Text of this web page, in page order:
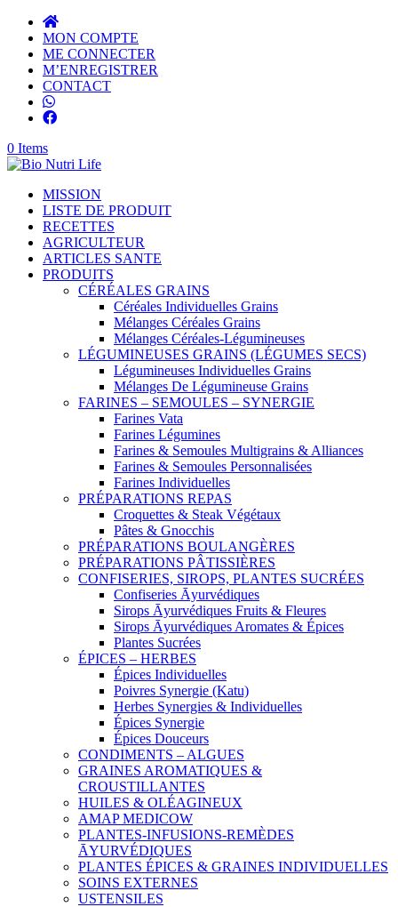
MON COMPTE
ME CONNECTER
M’ENREGISTRER
CONTACT
0 Items
MISSION
LISTE DE PRODUIT
RECETTES
AGRICULTEUR
ARTICLES SANTE
PRODUITS
CÉRÉALES GRAINS
Céréales Individuelles Grains
Mélanges Céréales Grains
Mélanges Céréales-Légumineuses
LÉGUMINEUSES GRAINS (LÉGUMES SECS)
Légumineuses Individuelles Grains
Mélanges De Légumineuse Grains
FARINES – SEMOULES – SYNERGIE
Farines Vata
Farines Légumines
Farines & Semoules Multigrains & Alliances
Farines & Semoules Personnalisées
Farines Individuelles
PRÉPARATIONS REPAS
Croquettes & Steak Végétaux
Pâtes & Gnocchis
PRÉPARATIONS BOULANGÈRES
PRÉPARATIONS PÂTISSIÈRES
CONFISERIES, SIROPS, PLANTES SUCRÉES
Confiseries Āyurvédiques
Sirops Āyurvédiques Fruits & Fleures
Sirops Āyurvédiques Aromates & Épices
Plantes Sucrées
ÉPICES – HERBES
Épices Individuelles
Poivres Synergie (Katu)
Herbes Synergies & Individuelles
Épices Synergie
Épices Douceurs
CONDIMENTS – ALGUES
GRAINES AROMATIQUES &
CROUSTILLANTES
HUILES & OLÉAGINEUX
AMAP MEDICOW
PLANTES-INFUSIONS-REMÈDES
ĀYURVÉDIQUES
PLANTES ÉPICES & GRAINES INDIVIDUELLES
SOINS EXTERNES
USTENSILES